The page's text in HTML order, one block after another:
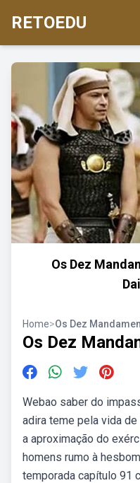
RETOEDU
Os Dez
Home>Os Dez
Os Dez
Webao saber do
adira teme pela vida
a aproximação do
homens rumo à
temporada capítulo 91